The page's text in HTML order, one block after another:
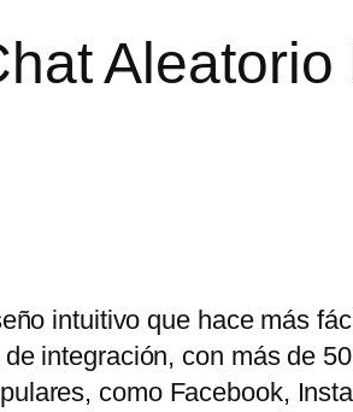
intuitivo que hace más
integración, con más de
como Facebook,